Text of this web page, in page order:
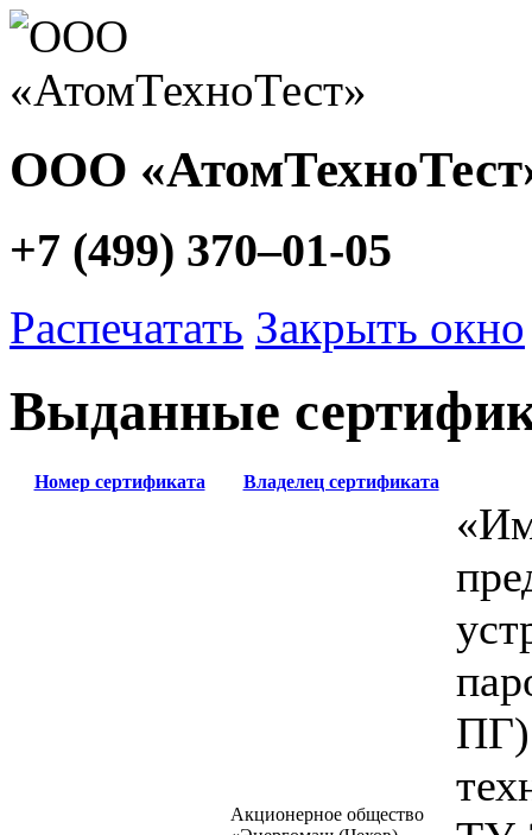
ООО
+7 (499) 370–01-05
Распечатать Закрыть окно
Выданные
Номер сертификата Владелец сертификата
Акционерное общество
ПГ)